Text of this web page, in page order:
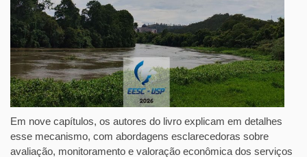
Em nove capítulos, os autores do livro explicam em detalhes
esse mecanismo, com abordagens esclarecedoras sobre
avaliação, monitoramento e valoração econômica dos serviços